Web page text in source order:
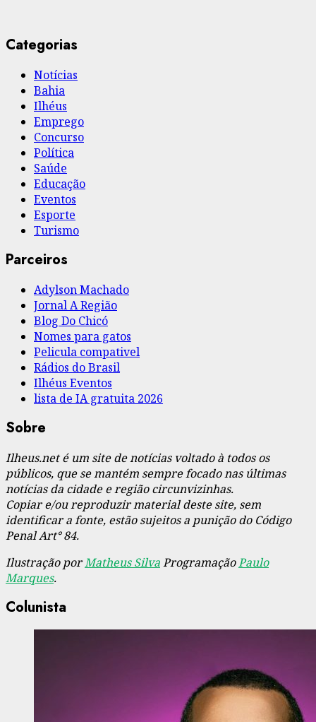
Categorias
Notícias
Bahia
Ilhéus
Emprego
Concurso
Política
Saúde
Educação
Eventos
Esporte
Turismo
Parceiros
Adylson Machado
Jornal A Região
Blog Do Chicó
Nomes para gatos
Pelicula compativel
Rádios do Brasil
Ilhéus Eventos
lista de IA gratuita 2026
Sobre
Ilheus.net é um site de notícias voltado à todos os
públicos, que se mantém sempre focado nas últimas
notícias da cidade e região circunvizinhas.
Copiar e/ou reproduzir material deste site, sem
identificar a fonte, estão sujeitos a punição do Código
Penal Art° 84.
Ilustração porMatheus SilvaProgramaçãoPaulo
Marques.
Colunista